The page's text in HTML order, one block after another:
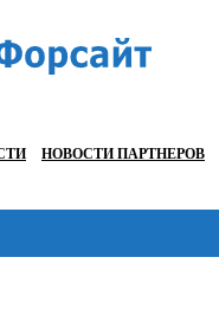
НОВОСТИ ПАРТНЕРОВ